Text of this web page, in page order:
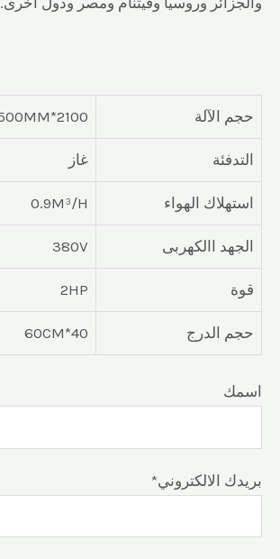
حجم الآلة 2100*1500MM
التدفئة غاز
استهلاك الهواء 0.9M³/H
الجهد االكهربى 380V
قوة 2HP
حجم الدرج 40*60CM
اسمك
*بريدك الالكتروني